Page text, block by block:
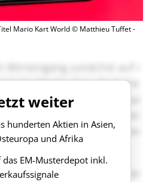
Mario Kart World © Matthieu Tuffet -
weiter
hunderten Aktien in Asien,
und Afrika
EM-Musterdepot inkl.